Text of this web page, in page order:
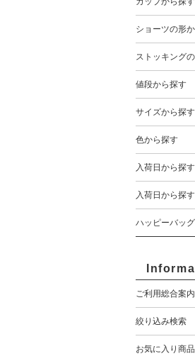
ショーツの形
ストッキング
値段から探す
サイズから探す
色から探す
入荷日から探
入荷日から探
ハッピーバッグ
ご利用総合案内
絞り込み検索
お気に入り商品